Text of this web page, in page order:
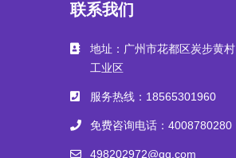
联系我们
地址：广州市花都区炭步黄村
工业区
服务热线：18565301960
免费咨询电话：4008780280
498202972@qq.com